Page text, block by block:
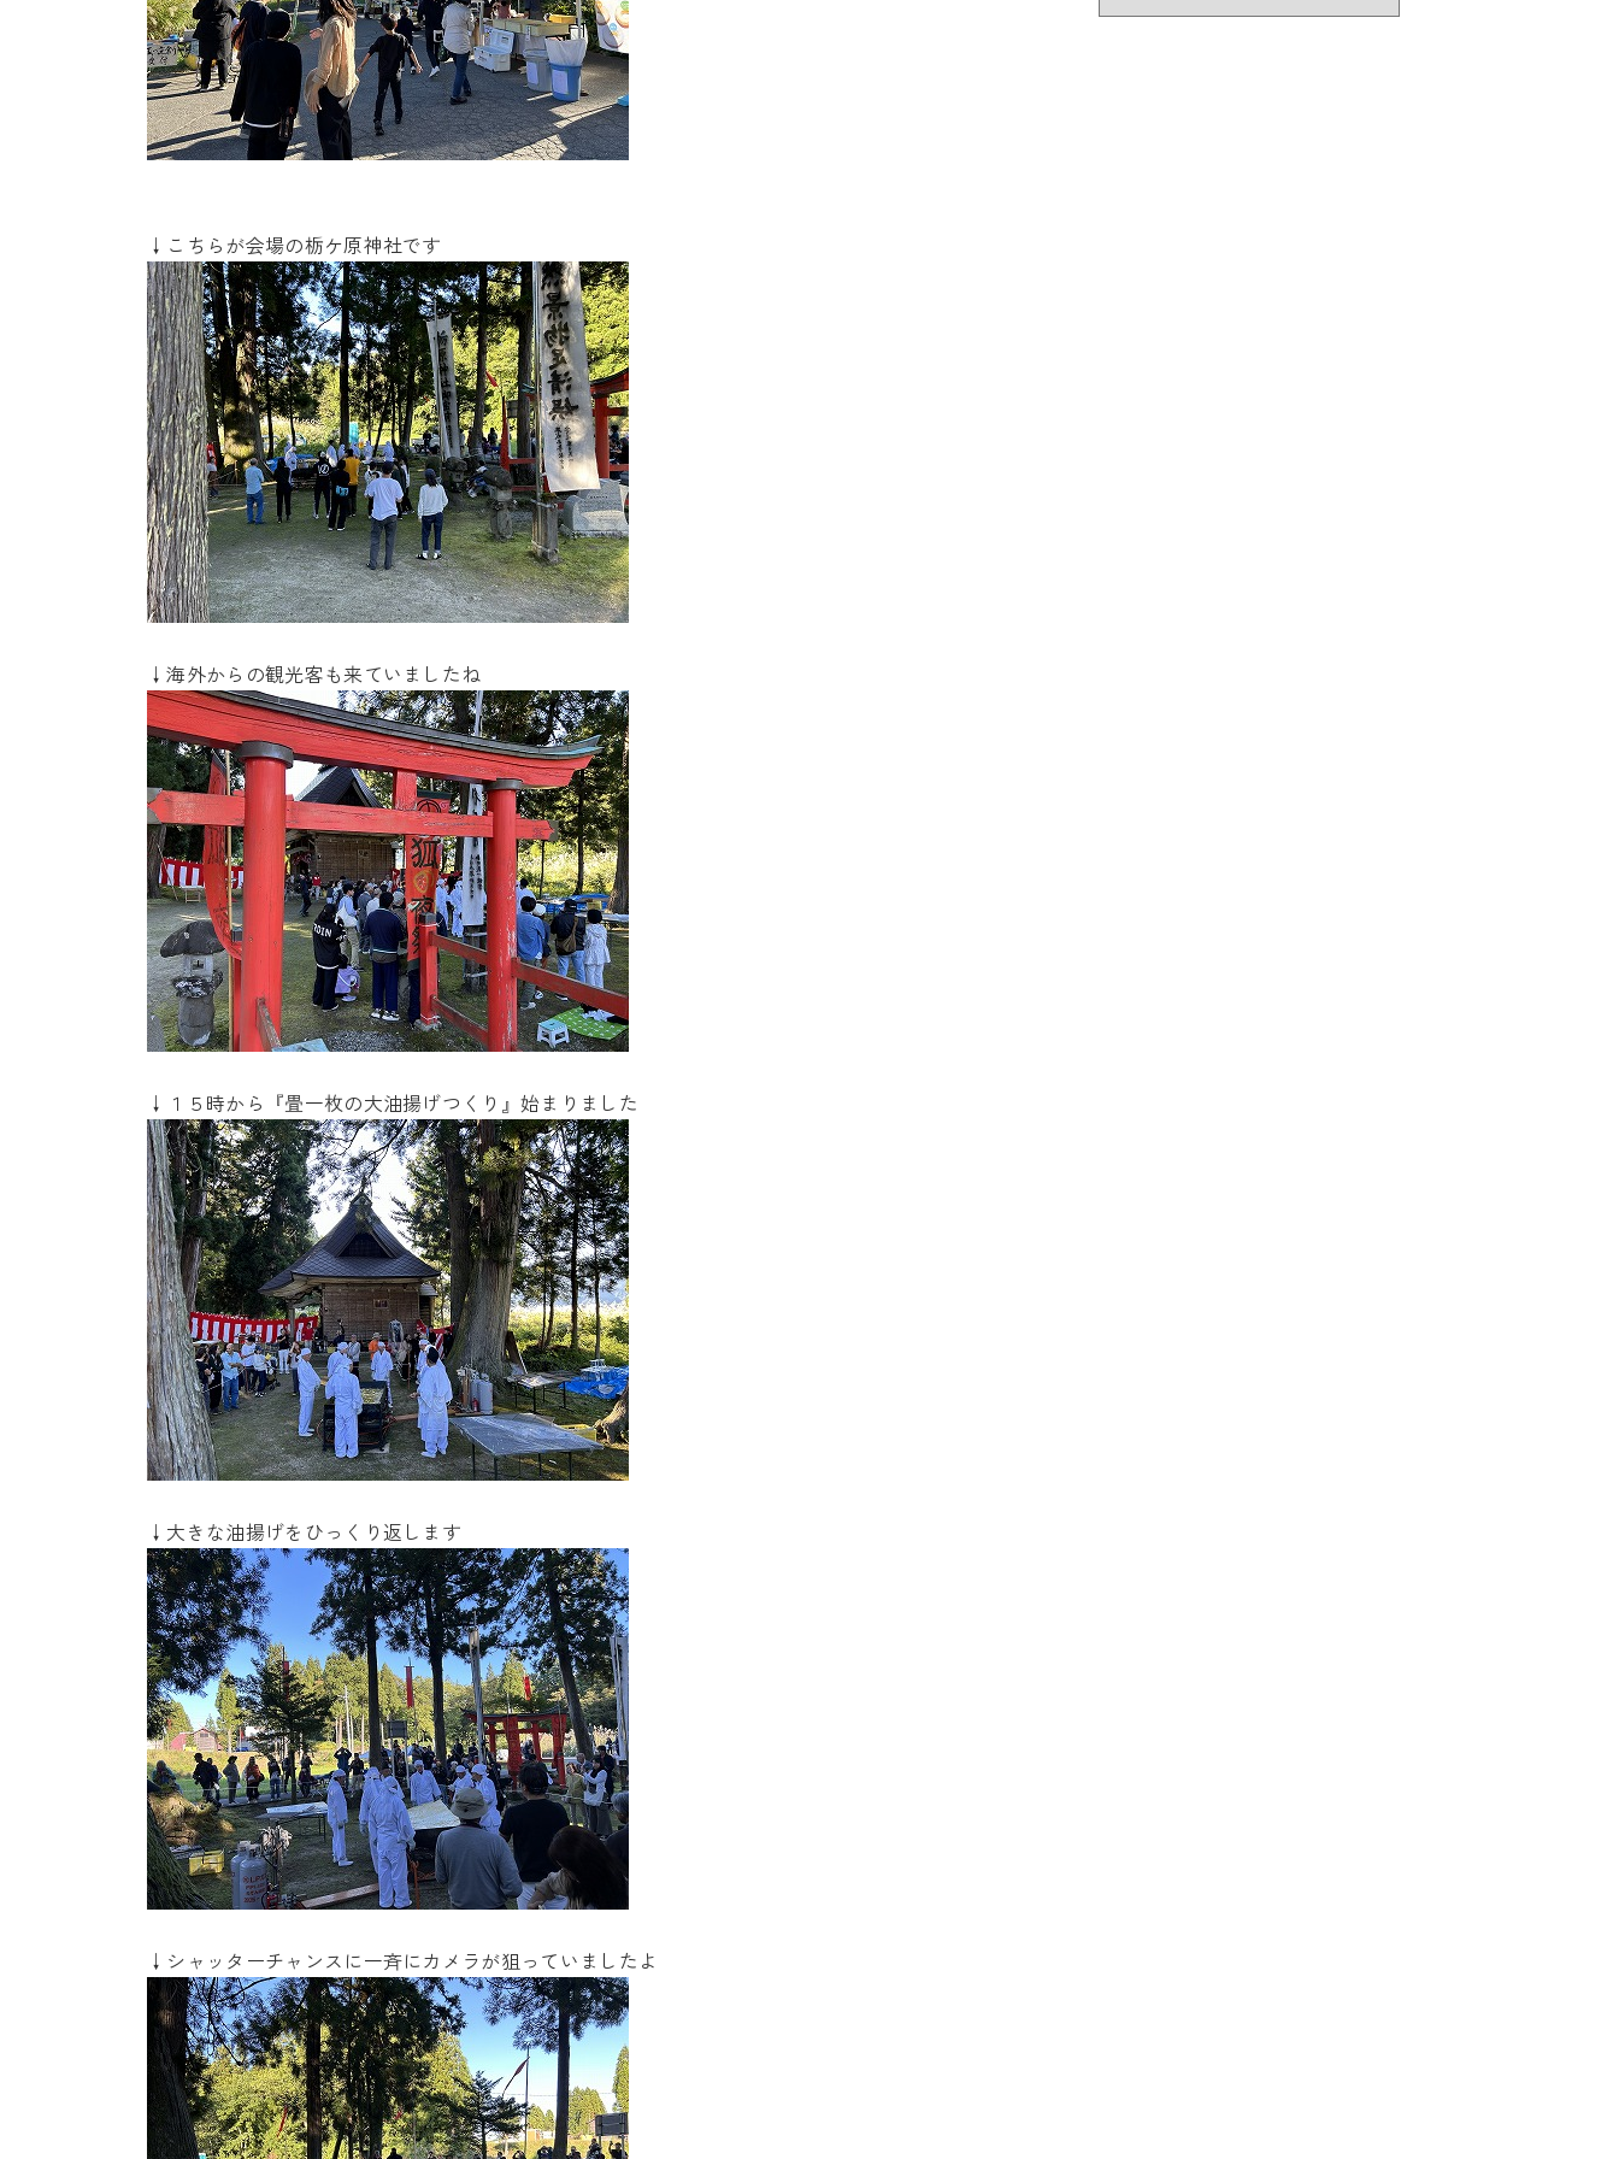
↓こちらが会場の栃ケ原神社です
↓海外からの観光客も来ていましたね
↓１５時から『畳一枚の大油揚げつくり』始まりました
↓大きな油揚げをひっくり返します
↓シャッターチャンスに一斉にカメラが狙っていましたよ